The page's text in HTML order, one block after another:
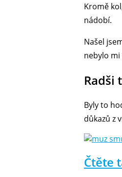
Kromě
nádobí.
Našel
nebylo
Radši
Byly to
důkazů z
Čtěte